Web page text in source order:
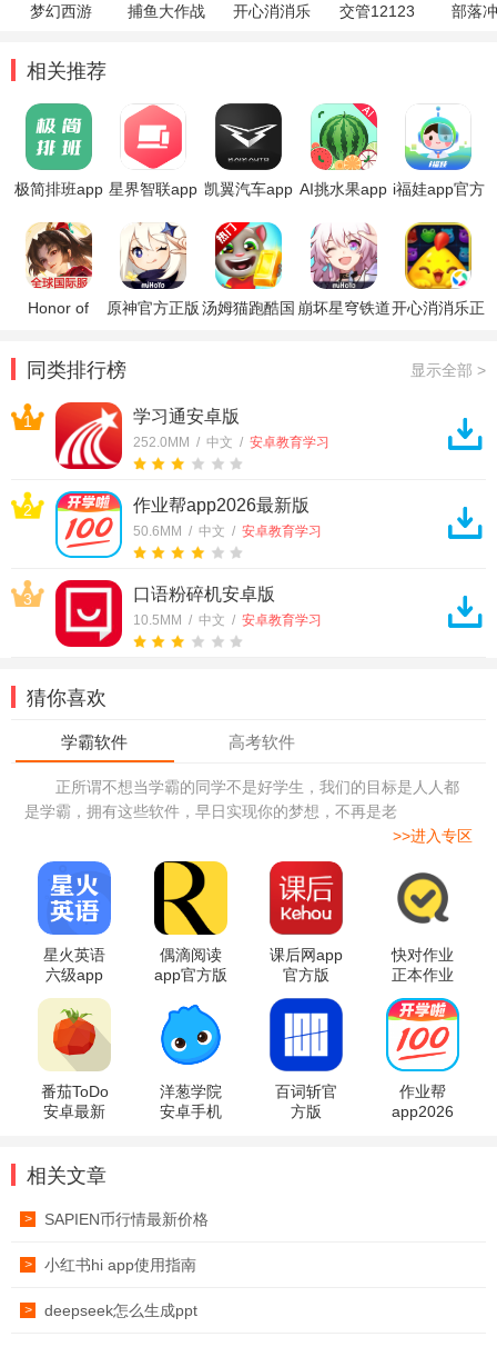
梦幻西游 捕鱼大作战 开心消消乐 交管12123 部落
相关推荐
极简排班app 星界智联app 凯翼汽车app AI挑水果app i福娃app官方
Honor of
原神官方正版汤姆猫跑酷国 崩坏星穹铁道开心消消乐正
同类排行榜 显示全部 >
1 学习通安卓版
252.0MM / 中文 / 安卓教育学习
2 作业帮app2026最新版
50.6MM / 中文 / 安卓教育学习
3 口语粉碎机安卓版
10.5MM / 中文 / 安卓教育学习
猜你喜欢
正所谓不想当学霸的同学不是好学生，我们的目标是人人都
是学霸，拥有这些软件，早日实现你的梦想，不再是老
>>进入专区
星火英语
六级app
偶滴阅读
app官方版
课后网app
官方版
快对作业
正本作业
答案扫描
软件
番茄ToDo
安卓最新
洋葱学院
安卓手机
百词斩官
方版
作业帮
app2026
相关文章
> SAPIEN币行情最新价格
> 小红书hi app使用指南
> deepseek怎么生成ppt